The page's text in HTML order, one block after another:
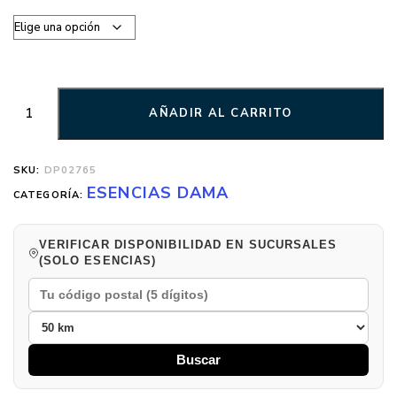
AÑADIR AL CARRITO
SKU: DP02765
CATEGORÍA: ESENCIAS DAMA
VERIFICAR DISPONIBILIDAD EN SUCURSALES
(SOLO ESENCIAS)
Buscar